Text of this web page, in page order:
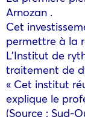
Arnozan .
Cet
permettre à la
L’Institut de
traitement de
« Cet institut
explique le
(Source : Sud-